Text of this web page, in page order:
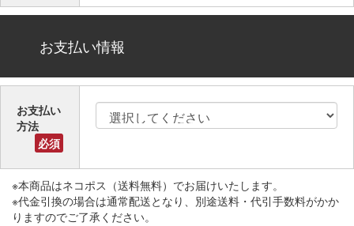
お支払い情報
お支払い
方法
必須
※本商品はネコポス（送料無料）でお届けいたします。
※代金引換の場合は通常配送となり、別途送料・代引手数料がかか
りますのでご了承ください。